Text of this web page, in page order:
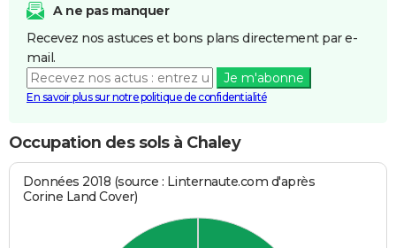
A ne pas manquer
Recevez nos astuces et bons plans directement par e-
mail.
Je m'abonne
En savoir plus sur notre politique de confidentialité
Occupation des sols à Chaley
Données 2018 (source : Linternaute.com d'après
Corine Land Cover)